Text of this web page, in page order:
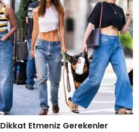
Etmeniz Gerekenler